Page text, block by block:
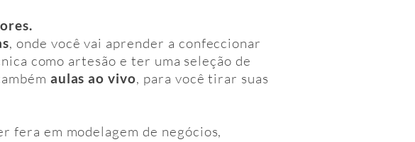
, onde você vai aprender a confeccionar
como artesão e ter uma seleção de
aulas ao vivo, para você tirar suas
fera em modelagem de negócios,